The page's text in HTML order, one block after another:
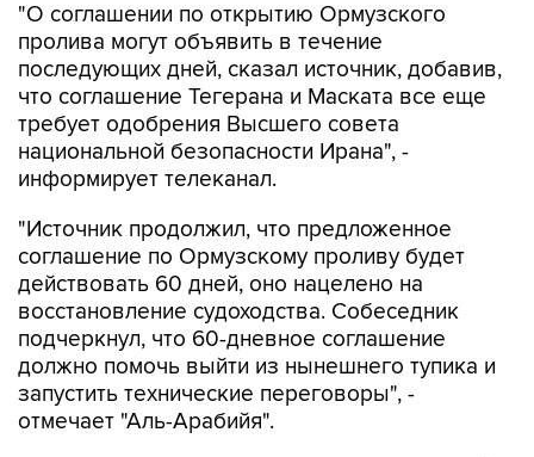
"О соглашении по открытию Ормузского
пролива могут объявить в течение
последующих дней, сказал источник, добавив,
что соглашение Тегерана и Маската все еще
требует одобрения Высшего совета
национальной безопасности Ирана", -
информирует телеканал.
"Источник продолжил, что предложенное
соглашение по Ормузскому проливу будет
действовать 60 дней, оно нацелено на
восстановление судоходства. Собеседник
подчеркнул, что 60-дневное соглашение
должно помочь выйти из нынешнего тупика и
запустить технические переговоры", -
отмечает "Аль-Арабийя".